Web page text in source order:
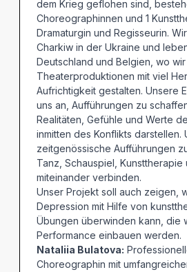
dem Krieg geflohen sind,
Choreographinnen und 1
Dramaturgin und Regisseurin.
Charkiw in der Ukraine und
Deutschland und Belgien, wo
Theaterproduktionen mit viel
Aufrichtigkeit gestalten. Unsere
uns an, Aufführungen zu
Realitäten, Gefühle und Werte
inmitten des Konflikts darstellen.
zeitgenössische Aufführungen
Tanz, Schauspiel,
miteinander verbinden.
Unser Projekt soll auch zeigen,
Depression mit Hilfe von
Übungen überwinden kann, die
Performance einbauen werden.
Nataliia Bulatova:
Choreographin mit